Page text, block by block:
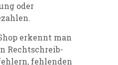
oder
erkennt man
Rechtschreib-
fehlenden